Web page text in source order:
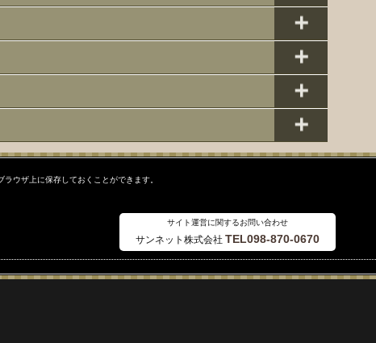
ウザ上に保存しておくことができます。
サイト運営に関するお問い合わせ
サンネット株式会社 TEL098-870-0670